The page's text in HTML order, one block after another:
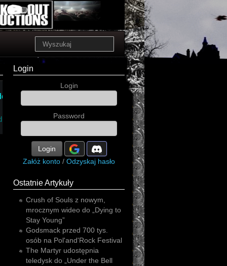
Login
Login
Password
Login
Załóż konto / Odzyskaj hasło
Ostatnie Artykuły
Crush of Souls z nowym,
mrocznym wideo do „Dying to
Stay Young”
Godsmack przed 700 tys.
osób na Pol'and'Rock Festival
The Martyr udostępnia
teledysk do „Under the Bell